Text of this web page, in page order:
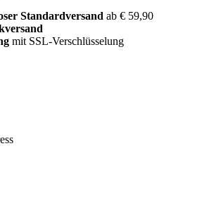
Standardversand ab € 59,90
mit SSL-Verschlüsselung